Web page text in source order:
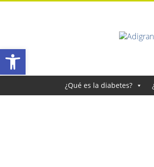
Abrir barra de herramientas
¿Qué es la diabetes?